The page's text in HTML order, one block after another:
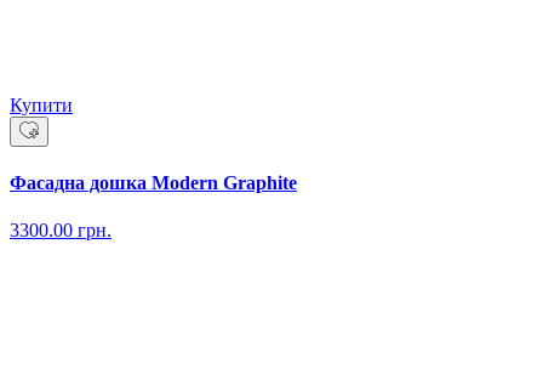
Купити
Фасадна дошка Modern Graphite
3300.00 грн.